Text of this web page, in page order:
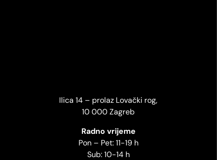
Ilica 14 – prolaz Lovački rog,
10 000 Zagreb
Radno vrijeme
Pon – Pet: 11-19 h
Sub: 10-14 h